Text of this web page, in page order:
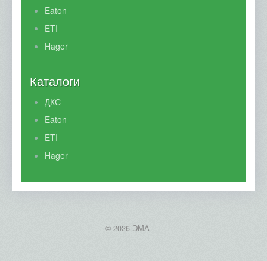
Eaton
ETI
Hager
Каталоги
ДКС
Eaton
ETI
Hager
© 2026 ЭМА